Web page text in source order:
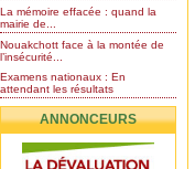
La mémoire effacée : quand la
mairie de...
Nouakchott face à la montée de
l’insécurité...
Examens nationaux : En
attendant les résultats
Nomination de l’Honorable Diye
Ba au poste de...
Mauritanie : les résultats du
baccalauréat 2026...
ANNONCEURS